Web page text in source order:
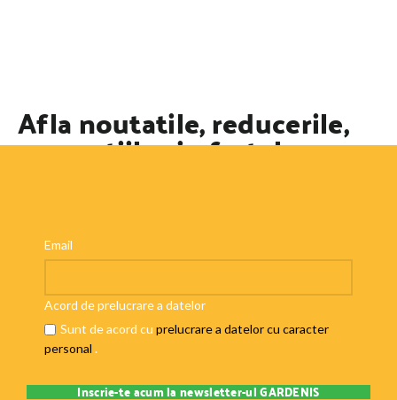
Afla noutatile, reducerile,
promotiile si ofertele
Email
Acord de prelucrare a datelor
Sunt de acord cu prelucrare a datelor cu caracter
personal .